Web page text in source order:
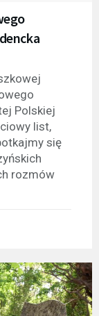
Polskiej
list,
się
rozmów